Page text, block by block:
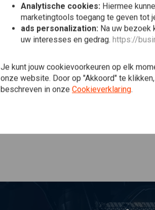
0
0
Analytische cookies: Hiermee
marketingtools toegang te geven tot
ads personalization: Na uw bezoek
uw interesses en gedrag. https://
Je kunt jouw cookievoorkeuren op elk
onze website. Door op "Akkoord" te
beschreven in onze Cookieverklaring.